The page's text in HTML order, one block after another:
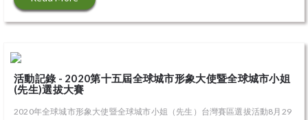
活動記錄 - 2020第十五屆全球城市形象大使暨全球城市小姐
(先生)選拔大賽
2020年全球城市形象大使暨全球城市小姐（先生）台灣賽區選拔活動8月29